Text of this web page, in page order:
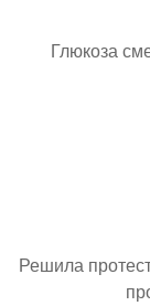
Глюкоза
Решила